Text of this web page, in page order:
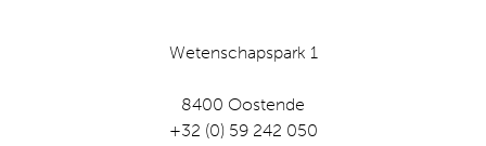
Wetenschapspark 1
8400 Oostende
+32 (0) 59 242 050